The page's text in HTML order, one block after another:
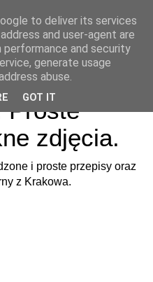
- apetyczny
Proste
zdjęcia.
i proste przepisy oraz
z Krakowa.
to deliver its services
and user-agent are
performance and security
generate usage
abuse.
GOT IT